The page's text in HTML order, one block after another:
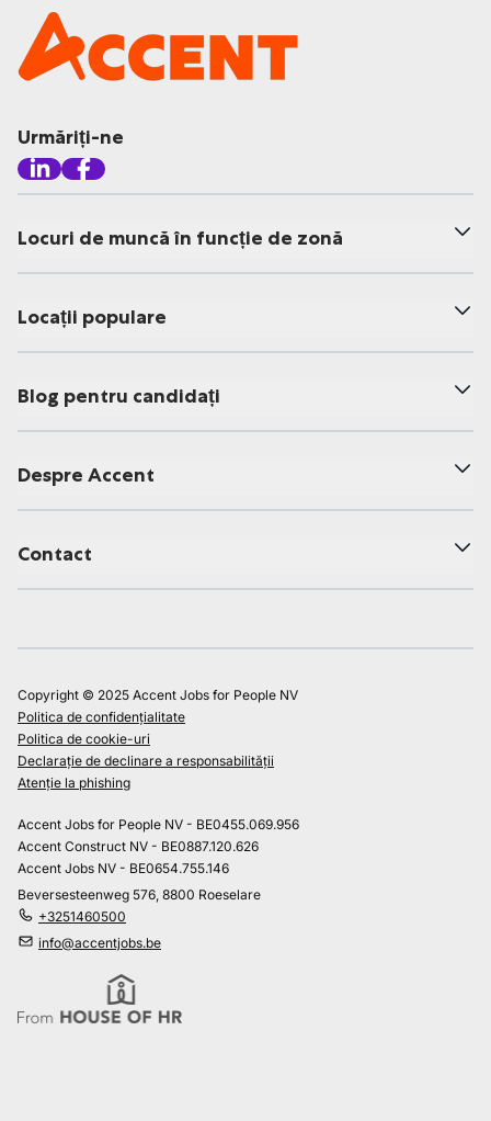
Urmăriți-ne
Locuri de muncă în funcție de zonă
Locații populare
Blog pentru candidați
Despre Accent
Contact
Copyright © 2025 Accent Jobs for People NV
Politica de confidențialitate
Politica de cookie-uri
Declarație de declinare a responsabilității
Atenție la phishing
Accent Jobs for People NV - BE0455.069.956
Accent Construct NV - BE0887.120.626
Accent Jobs NV - BE0654.755.146
Beversesteenweg 576, 8800 Roeselare
+3251460500
info@accentjobs.be